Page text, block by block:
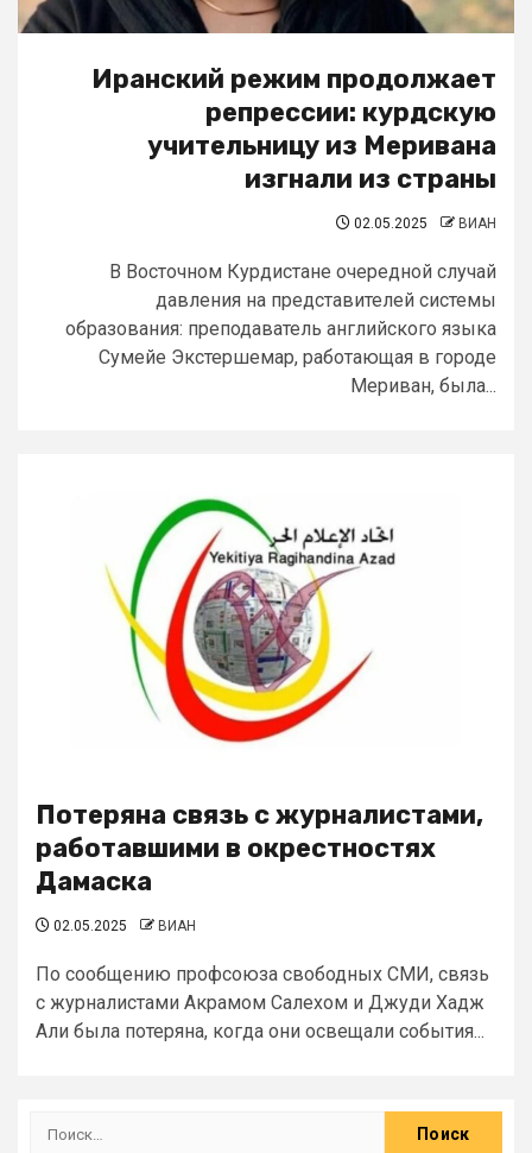
Иранский режим продолжает
репрессии: курдскую
учительницу из Меривана
изгнали из страны
02.05.2025 ВИАН
В Восточном Курдистане очередной случай
давления на представителей системы
образования: преподаватель английского языка
Сумейе Экстершемар, работающая в городе
Мериван, была...
Потеряна связь с журналистами,
работавшими в окрестностях
Дамаска
02.05.2025 ВИАН
По сообщению профсоюза свободных СМИ, связь
с журналистами Акрамом Салехом и Джуди Хадж
Али была потеряна, когда они освещали события...